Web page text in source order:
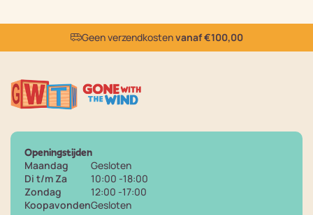
Geen verzendkostenvanaf €100,00
Openingstijden
Maandag
Di t/m Za
Zondag
Koopavonden
Gesloten
10:00 -18:00
12:00 -17:00
Gesloten